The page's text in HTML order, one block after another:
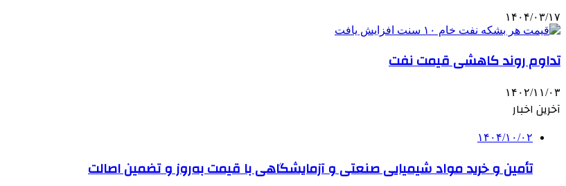
۱۴۰۴/۰۳/۱۷
تداوم روند کاهشی قیمت نفت
۱۴۰۲/۱۱/۰۳
آخرین اخبار
۱۴۰۴/۱۰/۰۲
تأمین و خرید مواد شیمیایی صنعتی و آزمایشگاهی با قیمت به‌روز و تضمین اصالت